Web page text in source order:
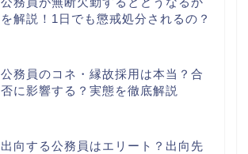
を解説！1日でも懲戒処分されるの？
公務員のコネ・縁故採用は本当？合
否に影響する？実態を徹底解説
出向する公務員はエリート？出向先